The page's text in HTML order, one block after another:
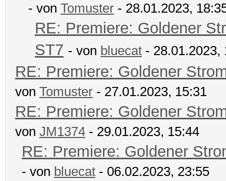
- von Tomuster - 28.01.2023,
RE: Premiere: Goldener
ST7 - von bluecat - 28.01.2023,
RE: Premiere: Goldener
von Tomuster - 27.01.2023, 15:31
RE: Premiere: Goldener
von JM1374 - 29.01.2023, 15:44
RE: Premiere: Goldener
- von bluecat - 06.02.2023, 23:55